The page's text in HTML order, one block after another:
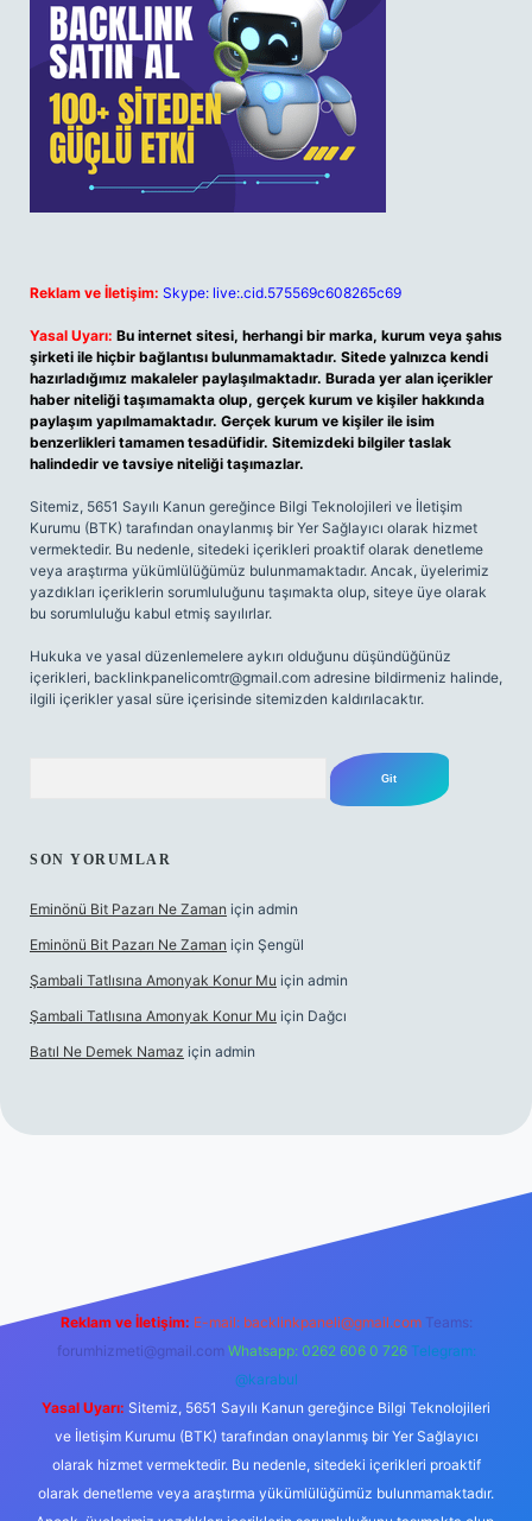
Reklam ve İletişim: Skype: live:.cid.575569c608265c69
Yasal Uyarı: Bu internet sitesi, herhangi bir marka, kurum veya şahıs
şirketi ile hiçbir bağlantısı bulunmamaktadır. Sitede yalnızca kendi
hazırladığımız makaleler paylaşılmaktadır. Burada yer alan içerikler
haber niteliği taşımamakta olup, gerçek kurum ve kişiler hakkında
paylaşım yapılmamaktadır. Gerçek kurum ve kişiler ile isim
benzerlikleri tamamen tesadüfidir. Sitemizdeki bilgiler taslak
halindedir ve tavsiye niteliği taşımazlar.
Sitemiz, 5651 Sayılı Kanun gereğince Bilgi Teknolojileri ve İletişim
Kurumu (BTK) tarafından onaylanmış bir Yer Sağlayıcı olarak hizmet
vermektedir. Bu nedenle, sitedeki içerikleri proaktif olarak denetleme
veya araştırma yükümlülüğümüz bulunmamaktadır. Ancak, üyelerimiz
yazdıkları içeriklerin sorumluluğunu taşımakta olup, siteye üye olarak
bu sorumluluğu kabul etmiş sayılırlar.
Hukuka ve yasal düzenlemelere aykırı olduğunu düşündüğünüz
içerikleri, backlinkpanelicomtr@gmail.com adresine bildirmeniz halinde,
ilgili içerikler yasal süre içerisinde sitemizden kaldırılacaktır.
SON YORUMLAR
Eminönü Bit Pazarı Ne Zaman için admin
Eminönü Bit Pazarı Ne Zaman için Şengül
Şambali Tatlısına Amonyak Konur Mu için admin
Şambali Tatlısına Amonyak Konur Mu için Dağcı
Batıl Ne Demek Namaz için admin
Reklam ve İletişim: E-mail: backlinkpaneli@gmail.com Teams:
forumhizmeti@gmail.com Whatsapp: 0262 606 0 726 Telegram:
@karabul
Yasal Uyarı: Sitemiz, 5651 Sayılı Kanun gereğince Bilgi Teknolojileri
ve İletişim Kurumu (BTK) tarafından onaylanmış bir Yer Sağlayıcı
olarak hizmet vermektedir. Bu nedenle, sitedeki içerikleri proaktif
olarak denetleme veya araştırma yükümlülüğümüz bulunmamaktadır.